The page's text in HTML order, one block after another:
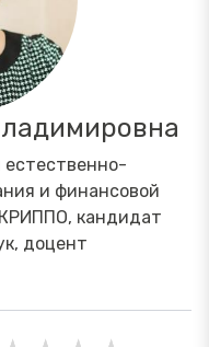
и финансовой
кандидат
доцент